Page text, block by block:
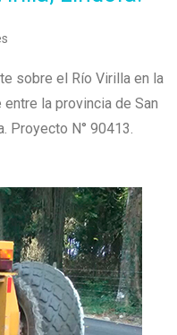
sobre el Río Virilla en la
entre la provincia de San
Proyecto N° 90413.